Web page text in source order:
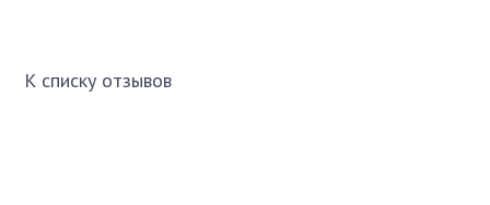
К списку отзывов